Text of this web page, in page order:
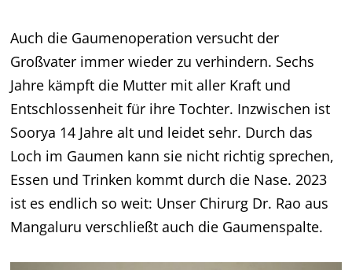
Auch die Gaumenoperation versucht der
Großvater immer wieder zu verhindern. Sechs
Jahre kämpft die Mutter mit aller Kraft und
Entschlossenheit für ihre Tochter. Inzwischen ist
Soorya 14 Jahre alt und leidet sehr. Durch das
Loch im Gaumen kann sie nicht richtig sprechen,
Essen und Trinken kommt durch die Nase. 2023
ist es endlich so weit: Unser Chirurg Dr. Rao aus
Mangaluru verschließt auch die Gaumenspalte.